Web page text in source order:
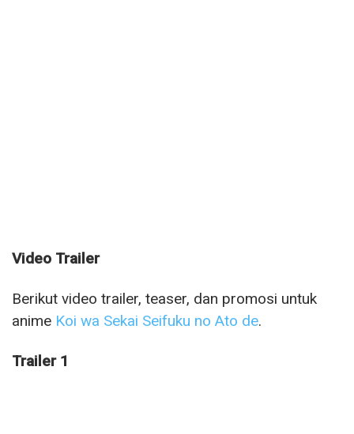
Video Trailer
Berikut video trailer, teaser, dan promosi untuk
anime Koi wa Sekai Seifuku no Ato de.
Trailer 1